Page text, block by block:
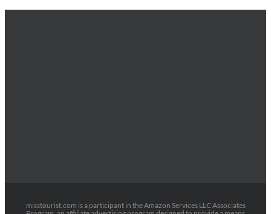
misstourist.com is a participant in the Amazon Services LLC Associates